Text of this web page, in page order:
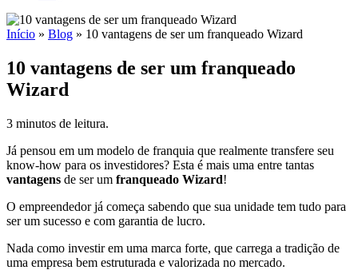
Início » Blog » 10 vantagens de ser um franqueado Wizard
10 vantagens de ser um franqueado
Wizard
3 minutos de leitura.
Já pensou em um modelo de franquia que realmente transfere seu
know-how para os investidores? Esta é mais uma entre tantas
vantagens de ser um franqueado Wizard!
O empreendedor já começa sabendo que sua unidade tem tudo para
ser um sucesso e com garantia de lucro.
Nada como investir em uma marca forte, que carrega a tradição de
uma empresa bem estruturada e valorizada no mercado.